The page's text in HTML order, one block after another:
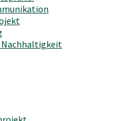
Nachhaltigkeit